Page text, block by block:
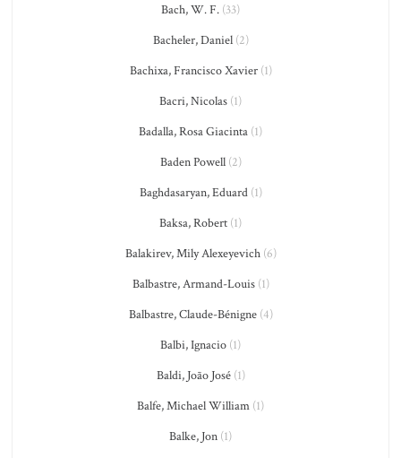
Bach, W. F. (33)
Bacheler, Daniel(2)
Bachixa, Francisco Xavier(1)
Bacri, Nicolas (1)
Badalla, Rosa Giacinta (1)
Baden Powell(2)
Baghdasaryan, Eduard(1)
Baksa, Robert (1)
Balakirev, Mily Alexeyevich(6)
Balbastre, Armand-Louis(1)
Balbastre, Claude-Bénigne(4)
Balbi, Ignacio (1)
Baldi, João José(1)
Balfe, Michael William (1)
Balke, Jon (1)